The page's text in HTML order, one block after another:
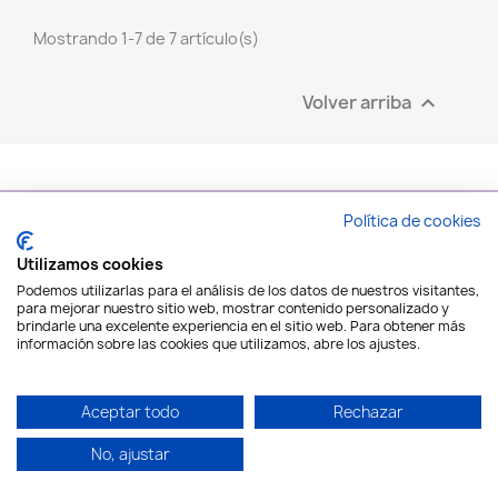
Mostrando 1-7 de 7 artículo(s)
Volver arriba 
PRODUCTOS
NAIL SHOP ART 
INFORMACIÓN DE LA TIENDA keyboard_arrow_down
© 2026 - Nail Shop Art - Disseny web: Informàtica CRC
Política de cookies
Utilizamos cookies
Podemos utilizarlas para el análisis de los datos de nuestros visitantes,
para mejorar nuestro sitio web, mostrar contenido personalizado y
brindarle una excelente experiencia en el sitio web. Para obtener más
información sobre las cookies que utilizamos, abre los ajustes.
Aceptar todo
Rechazar
No, ajustar